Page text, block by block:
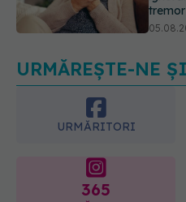
URMĂREȘTE-NE
URMĂRITORI
365